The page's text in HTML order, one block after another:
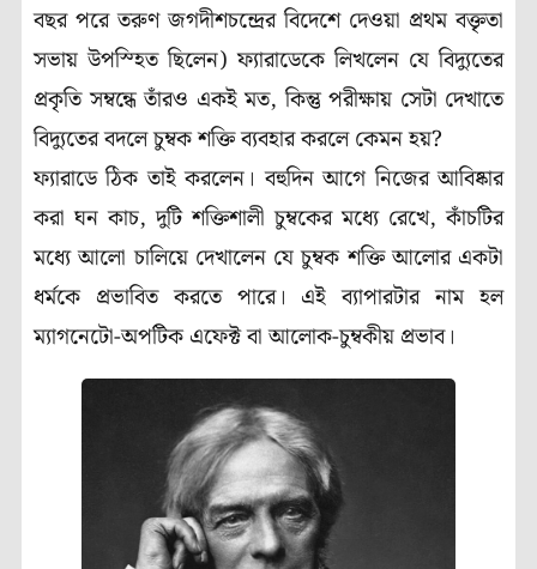
বছর পরে তরুণ জগদীশচন্দ্রের বিদেশে দেওয়া প্রথম বক্তৃতা
সভায় উপস্হিত ছিলেন) ফ্যারাডেকে লিখলেন যে বিদ্যুতের
প্রকৃতি সম্বন্ধে তাঁরও একই মত, কিন্তু পরীক্ষায় সেটা দেখাতে
বিদ্যুতের বদলে চুম্বক শক্তি ব্যবহার করলে কেমন হয়?
ফ্যারাডে ঠিক তাই করলেন। বহুদিন আগে নিজের আবিষ্কার
করা ঘন কাচ, দুটি শক্তিশালী চুম্বকের মধ্যে রেখে, কাঁচটির
মধ্যে আলো চালিয়ে দেখালেন যে চুম্বক শক্তি আলোর একটা
ধর্মকে প্রভাবিত করতে পারে। এই ব্যাপারটার নাম হল
ম্যাগনেটো-অপটিক এফেক্ট বা আলোক-চুম্বকীয় প্রভাব।